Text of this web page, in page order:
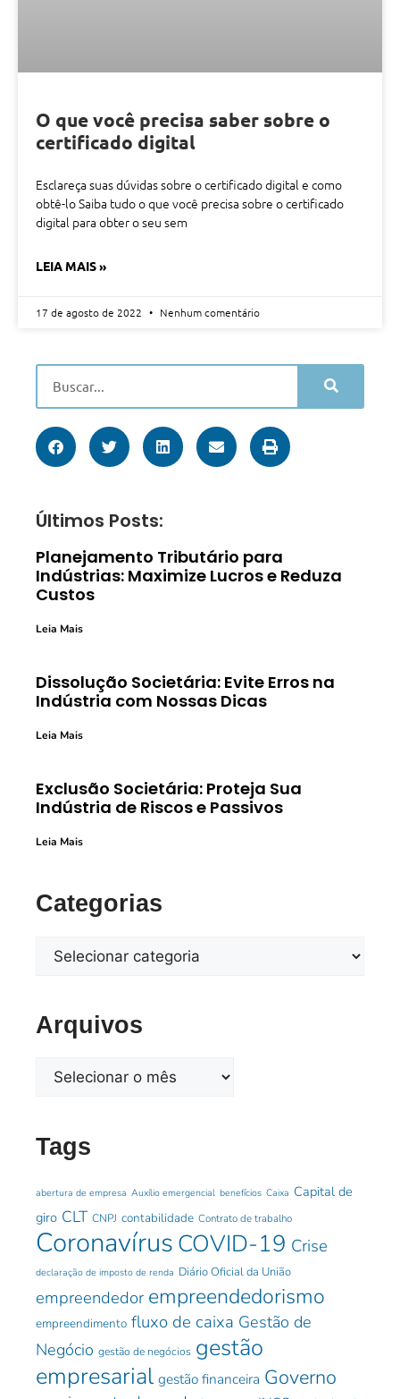
O que você precisa saber sobre o
certificado digital
Esclareça suas dúvidas sobre o certificado digital e como
obtê-lo Saiba tudo o que você precisa sobre o certificado
digital para obter o seu sem
LEIA MAIS »
17 de agosto de 2022 Nenhum comentário
Últimos Posts:
Planejamento Tributário para
Indústrias: Maximize Lucros e Reduza
Custos
Leia Mais
Dissolução Societária: Evite Erros na
Indústria com Nossas Dicas
Leia Mais
Exclusão Societária: Proteja Sua
Indústria de Riscos e Passivos
Leia Mais
Categorias
Arquivos
Tags
abertura de empresa Auxílio emergencial benefícios Caixa Capital de
giro CLT CNPJ contabilidade Contrato de trabalho
Coronavírus COVID-19 Crise
declaração de imposto de renda Diário Oficial da União
empreendedor empreendedorismo
empreendimento fluxo de caixa Gestão de
Negócio gestão de negócios gestão
empresarial gestão financeira Governo